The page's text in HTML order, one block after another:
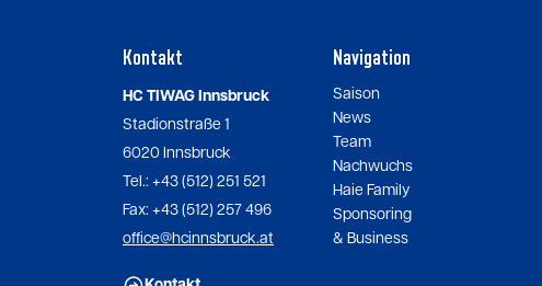
Kontakt
HC TIWAG Innsbruck
Stadionstraße 1
6020 Innsbruck
Tel.: +43 (512) 251 521
Fax: +43 (512) 257 496
office@hcinnsbruck.at
Navigation
Saison
News
Team
Nachwuchs
Haie Family
Sponsoring
& Business